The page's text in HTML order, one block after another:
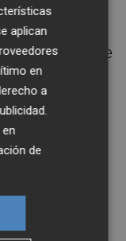
que,
en la red de
han
En
insiste en
sobre la
de
la
aplican
en
a
.
de